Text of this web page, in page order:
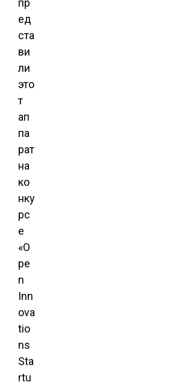
пр
ед
ста
ви
ли
это
т
ап
па
рат
на
ко
нку
рс
е
«O
pe
n
Inn
ova
tio
ns
Sta
rtu